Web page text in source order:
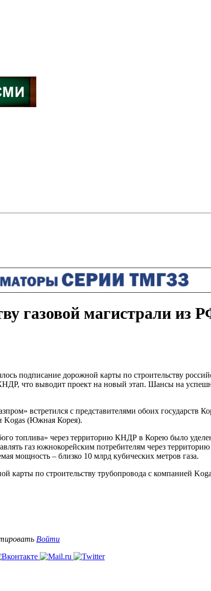
газовой магистрали
подписание дорожной карты по строительству
что выводит проект на новый этап. Шансы на
встретился с представителями обоих
Kogas (Южная Корея).
топлива» через территорию КНДР в Корею было
газ южнокорейским потребителям через
мощность – близко 10 млрд кубических метров газа.
карты по строительству трубопровода с компанией
Войти